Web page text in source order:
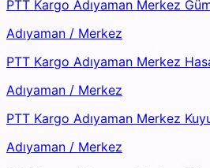
PTT Kargo Adıyaman Merkez
Adıyaman / Merkez
PTT Kargo Adıyaman Merkez
Adıyaman / Merkez
PTT Kargo Adıyaman Merkez
Adıyaman / Merkez